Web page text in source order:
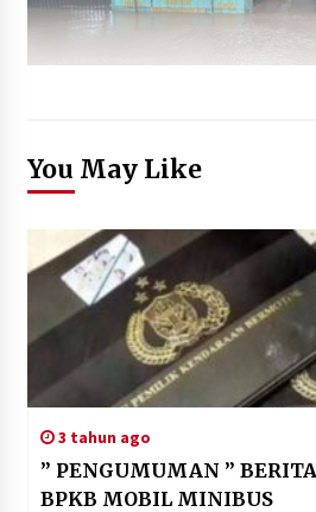
You May Like
3 tahun ago
” PENGUMUMAN ”
BPKB MOBIL MINIBUS